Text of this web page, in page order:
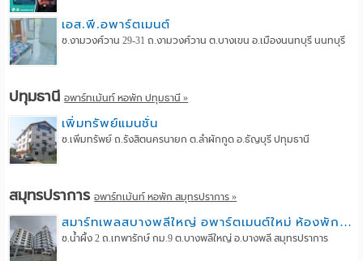
เอส.พี.อพาร์ตเมนต์
ซ.งามวงศ์วาน 29-31 ถ.งามวงศ์วาน ต.บางเขน อ.เมืองนนทบุรี นนทบุรี
ปทุมธานีอพาร์ทเม้นท์ หอพัก ปทุมธานี »
เพิ่มทรัพย์แมนชั่น
ซ.เพิ่มทรัพย์ ถ.รังสิตนครนายก ต.ลำผักกูด อ.ธัญบุรี ปทุมธานี
สมุทรปราการอพาร์ทเม้นท์ หอพัก สมุทรปราการ »
สมาร์ทเพลสบางพลีใหญ่ อพาร์ตเมนต์ใหม่ ห้องพักพร้อมเฟอร์นิเจอร์ ที่จอดรถกว้าง ประตู Digital Door Lock
ซ.น้ำผึ้ง 2 ถ.เทพารักษ์ กม.9 ต.บางพลีใหญ่ อ.บางพลี สมุทรปราการ